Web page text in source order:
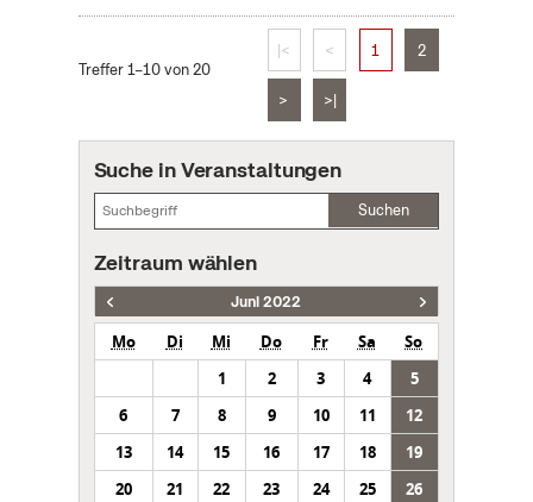
Treffer 1–10 von 20
|< < 1 2
> >|
Suche in Veranstaltungen
Suchen
Zeitraum wählen
Juni 2022
Mo Di Mi Do Fr Sa
So
1
2 3 4
5
6
7 8 9 10 11
12
13
14 15 16 17 18
19
20
21 22 23 24 25
26